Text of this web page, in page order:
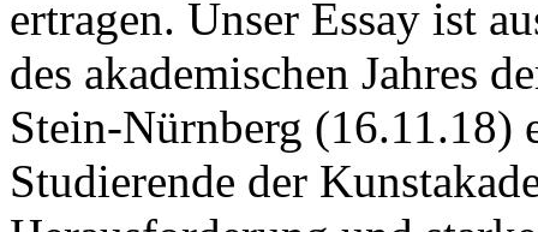
ertragen. Unser Essay ist
des akademischen Jahres
Stein-Nürnberg (16.11.18)
Studierende der